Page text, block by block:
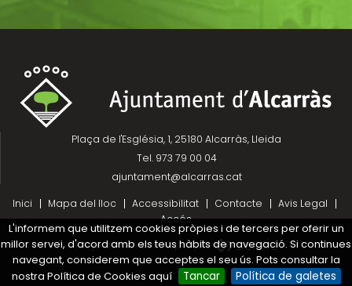
Plaça de l'Església, 1, 25180 Alcarràs, Lleida
Tel. 973 79 00 04
ajuntament@alcarras.cat
Inici
Mapa del lloc Accessibilitat Contacte
Avis Legal
Accés
Projecte desenvolupat per
L'informem que utilitzem cookies pròpies i de tercers per oferir un
millor servei, d'acord amb els teus hàbits de navegació. Si continues
navegant, considerem que acceptes el seu ús. Pots consultar la
nostra Política de Cookies aquí
Tancar Política de galetes